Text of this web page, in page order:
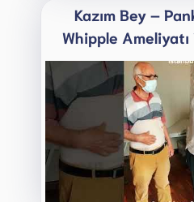
Kazım Bey –
Whipple